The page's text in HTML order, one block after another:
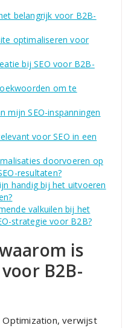
belangrijk voor B2B-
optimaliseren voor
bij SEO voor B2B-
om te
mijn SEO-inspanningen
voor SEO in een
doorvoeren op
resultaten?
handig bij het uitvoeren
valkuilen bij het
strategie voor B2B?
is
B2B-
Optimization, verwijst